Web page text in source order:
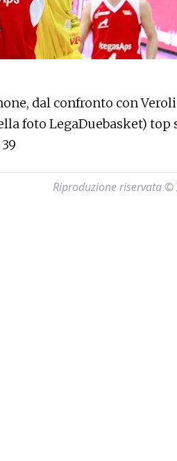
dal confronto con Veroli
foto LegaDuebasket) top
Riproduzione riservata ©